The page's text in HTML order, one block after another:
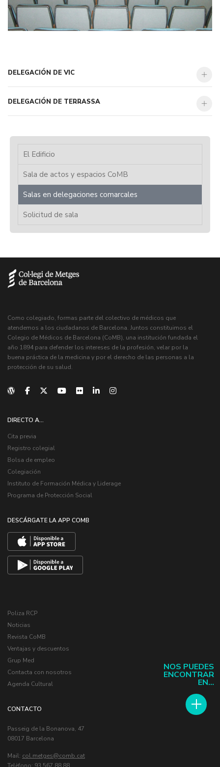
DELEGACIÓN DE VIC
DELEGACIÓN DE TERRASSA
El Edificio
Sala de actos y espacios CoMB
Salas en delegaciones comarcales
Solicitud de sala
NOS PUEDES
ENCONTRAR
EN...
Como colegiado, formas parte del colectivo de médicos que
atendemos a los ciudadanos de Barcelona. Juntos constituimos el
Colegio de Médicos de Barcelona (CoMB), una institución fundada el
año 1894 para defender los intereses de la profesión, velar por la
buena práctica de la medicina y por el derecho de las personas a la
protección de su salud.
DIRECTO A...
Cita previa
Registro colegial
Bolsa de empleo
Colegiación
Instituto de Formación Médica y Liderage
Programa de Protección Social
DESCÁRGATE LA APP COMB
Poliza RCP
Noticias
Revista CoMB
Ventajas y descuentos
Grup Med
Contacta con nosotros
Agenda Cultural
CONTACTO
Passeig de la Bonanova, 47
08017 Barcelona
Mail: col.metges